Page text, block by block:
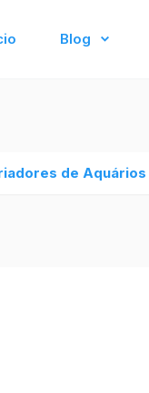
Blog
de Aquários